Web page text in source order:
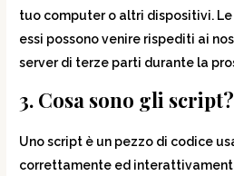
tuo computer o altri dispositivi.
essi possono venire rispediti ai
server di terze parti durante la
3. Cosa sono gli script?
Uno script è un pezzo di codice
correttamente ed